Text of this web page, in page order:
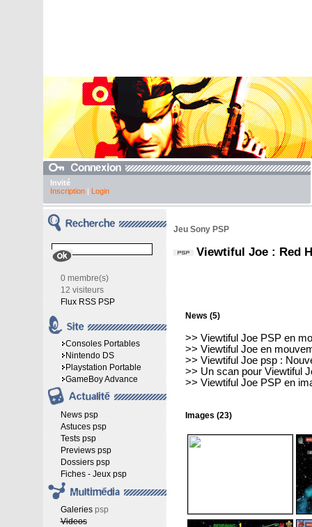
Invité
Inscription| Login
0 membre(s)
12 visiteurs
Flux RSS PSP
Consoles Portables
Nintendo DS
Playstation Portable
GameBoy Advance
News psp
Astuces psp
Tests psp
Previews psp
Dossiers psp
Fiches - Jeux psp
Galeriespsp
Videos
Jeu Sony PSP
Viewtiful Joe : Red
News (5)
>> Viewtiful Joe PSP en
>> Viewtiful Joe en
>> Viewtiful Joe psp :
>> Un scan pour Viewtiful
>> Viewtiful Joe PSP en
Images (23)